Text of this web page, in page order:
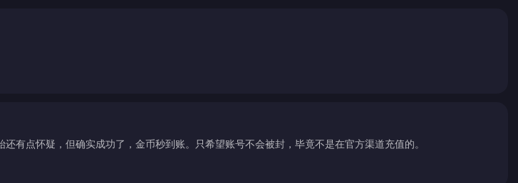
有点怀疑，但确实成功了，金币秒到账。只希望账号不会被封，毕竟不是在官方渠道充值的。